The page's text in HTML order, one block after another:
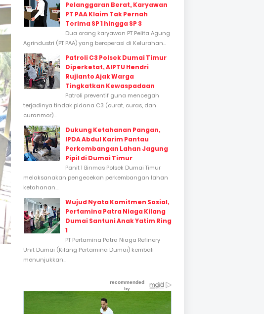
Pelanggaran Berat, Karyawan
PT PAA Klaim Tak Pernah
Terima SP 1 hingga SP 3
Dua orang karyawan PT Pelita Agung
Agrindustri (PT PAA) yang beroperasi di Kelurahan...
Patroli C3 Polsek Dumai Timur
Diperketat, AIPTU Hendri
Rujianto Ajak Warga
Tingkatkan Kewaspadaan
Patroli preventif guna mencegah
terjadinya tindak pidana C3 (curat, curas, dan
curanmor)...
Dukung Ketahanan Pangan,
IPDA Abdul Karim Pantau
Perkembangan Lahan Jagung
Pipil di Dumai Timur
Panit 1 Binmas Polsek Dumai Timur
melaksanakan pengecekan perkembangan lahan
ketahanan...
Wujud Nyata Komitmen Sosial,
Pertamina Patra Niaga Kilang
Dumai Santuni Anak Yatim Ring
1
PT Pertamina Patra Niaga Refinery
Unit Dumai (Kilang Pertamina Dumai) kembali
menunjukkan...